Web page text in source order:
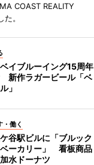
COAST REALITY
。
イブルーイング15周年
新作ラガービール「ベ
」
・働く
谷駅ビルに「ブルック
ベーカリー」 看板商品
水ドーナツ